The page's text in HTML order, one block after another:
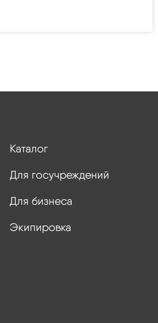
Каталог
Для госучреждений
Для бизнеса
Экипировка